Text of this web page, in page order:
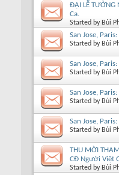
ĐẠI LỄ TƯỞNG
Ca.
Started by Bùi
San Jose,
Started by Bùi
San Jose,
Started by Bùi
San Jose,
Started by Bùi
San Jose,
Started by Bùi
THU MỜI
CĐ Người Việt
Started by Bùi